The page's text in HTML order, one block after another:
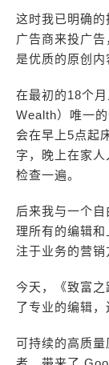
这时我已明确
广告商来投广
是优质的原创内
在最初的18个
Wealth）唯一
会在早上5点起
字，晚上在家
检查一遍。
后来我与一个
理所有的编辑
注于业务的营销
今天，《致富
了专业的编辑，
可持续的高质